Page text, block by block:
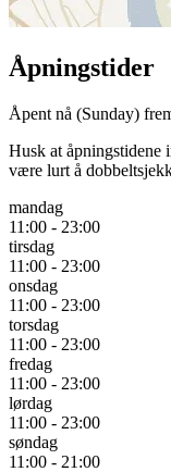
Åpningstider
Åpent nå (Sunday)
Husk at åpningstidene
være lurt å
mandag
11:00 - 23:00
tirsdag
11:00 - 23:00
onsdag
11:00 - 23:00
torsdag
11:00 - 23:00
fredag
11:00 - 23:00
lørdag
11:00 - 23:00
søndag
11:00 - 21:00